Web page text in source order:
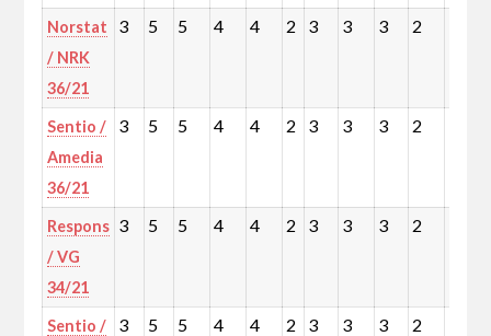
Norstat
/ NRK
36/21
3 5 5 4 4 2 3 3 3 2
Sentio /
Amedia
36/21
3 5 5 4 4 2 3 3 3 2
Respons
/ VG
34/21
3 5 5 4 4 2 3 3 3 2
Sentio /
3 5 5 4 4 2 3 3 3 2